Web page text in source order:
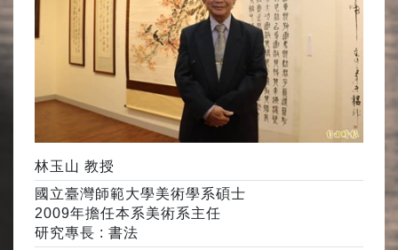
林玉山 教授
國立臺灣師範大學美術學系碩士
2009年擔任本系美術系主任
研究專長 : 書法